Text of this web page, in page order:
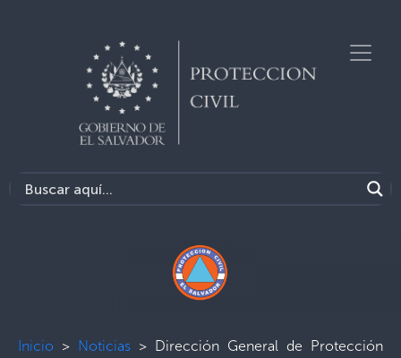
Inicio > Noticias > Dirección General de Protección